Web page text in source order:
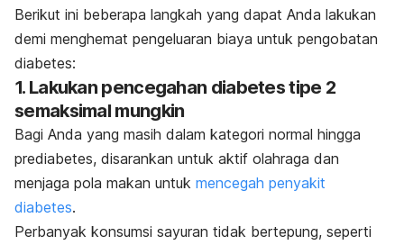
Berikut ini beberapa langkah yang dapat Anda lakukan
demi menghemat pengeluaran biaya untuk pengobatan
diabetes:
1. Lakukan pencegahan diabetes tipe 2
semaksimal mungkin
Bagi Anda yang masih dalam kategori normal hingga
prediabetes, disarankan untuk aktif olahraga dan
menjaga pola makan untuk mencegah penyakit
diabetes.
Perbanyak konsumsi sayuran tidak bertepung, seperti